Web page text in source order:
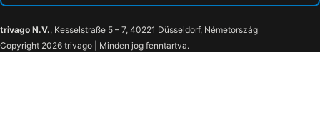
Mika Vendégház
Termál Vendégház
Vár-park-panzió
Arena Savaria Guestrooms
trivago N.V., Kesselstraße 5 – 7, 40221 Düsseldorf, Németország
Copyright 2026 trivago | Minden jog fenntartva.